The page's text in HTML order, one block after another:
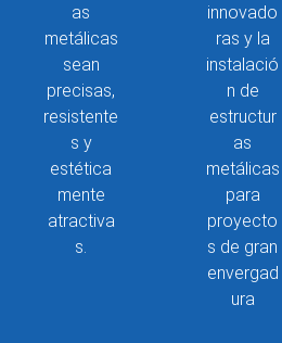
as
metálicas
sean
precisas,
resistente
s y
estética
mente
atractiva
s.
innovado
ras y la
instalació
n de
estructur
as
metálicas
para
proyecto
s de gran
envergad
ura